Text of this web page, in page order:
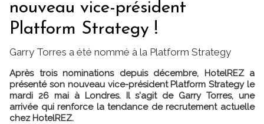
nouveau vice-président
Platform Strategy !
Garry Torres a été nommé à la Platform Strategy
Après trois nominations depuis décembre, HotelREZ a
présenté son nouveau vice-président Platform Strategy le
mardi 26 mai à Londres. Il s'agit de Garry Torres, une
arrivée qui renforce la tendance de recrutement actuelle
chez HotelREZ.